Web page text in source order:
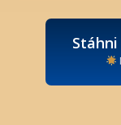
Stáhni